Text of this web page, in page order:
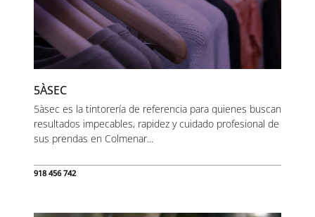
5ÀSEC
5àsec es la tintorería de referencia para quienes buscan
resultados impecables, rapidez y cuidado profesional de
sus prendas en Colmenar...
918 456 742